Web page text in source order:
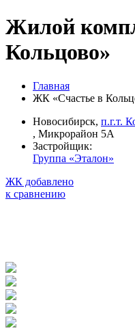
Жилой
Кольцово»
Главная
ЖК «Счастье в
Новосибирск, п.г.т.
, Микрорайон 5А
Застройщик:
Группа «Эталон»
ЖК добавлено
к сравнению